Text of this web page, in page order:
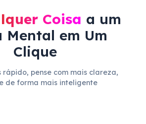
Coisa a um
Mental em Um
Clique
rápido, pense com mais clareza,
de forma mais inteligente